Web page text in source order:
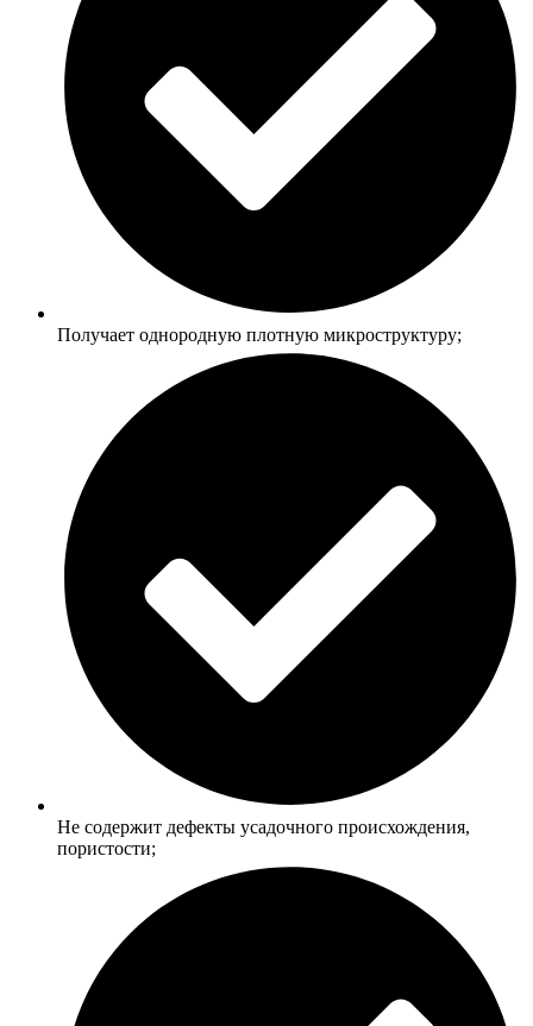
Получает однородную плотную микроструктуру;
Не содержит дефекты усадочного происхождения,
пористости;